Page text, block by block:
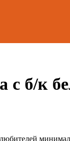
с б/к